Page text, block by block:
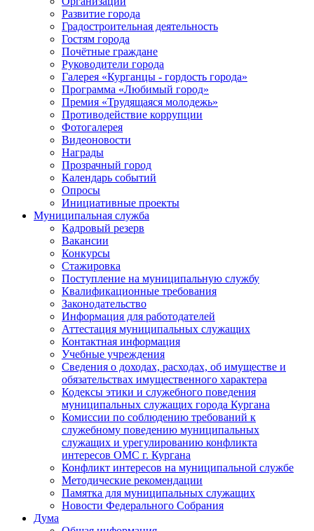
Развитие города
Градостроительная деятельность
Гостям города
Почётные граждане
Руководители города
Галерея «Курганцы - гордость города»
Программа «Любимый город»
Премия «Трудящаяся молодежь»
Противодействие коррупции
Фотогалерея
Видеоновости
Награды
Прозрачный город
Календарь событий
Опросы
Инициативные проекты
Муниципальная служба
Кадровый резерв
Вакансии
Конкурсы
Стажировка
Поступление на муниципальную службу
Квалификационные требования
Законодательство
Информация для работодателей
Аттестация муниципальных служащих
Контактная информация
Учебные учреждения
Сведения о доходах, расходах, об имуществе и
обязательствах имущественного характера
Кодексы этики и служебного поведения
муниципальных служащих города Кургана
Комиссии по соблюдению требований к
служебному поведению муниципальных
служащих и урегулированию конфликта
интересов ОМС г. Кургана
Конфликт интересов на муниципальной службе
Методические рекомендации
Памятка для муниципальных служащих
Новости Федерального Cобрания
Дума